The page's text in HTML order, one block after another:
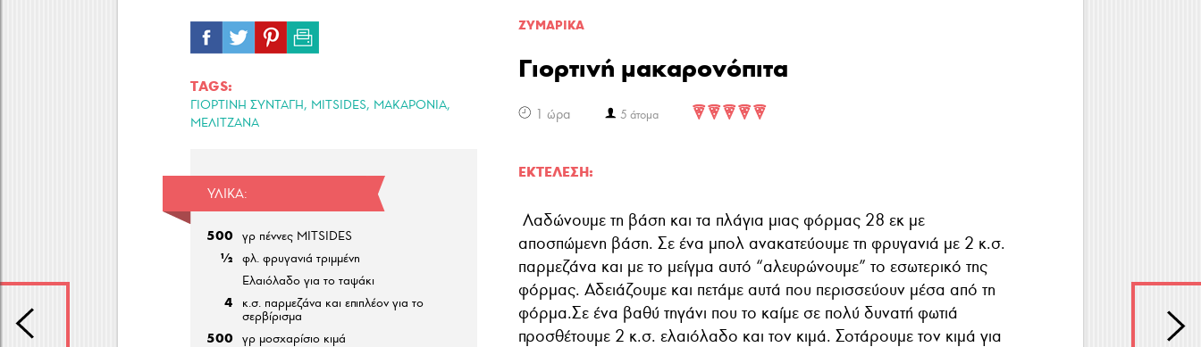
TAGS:
ΓΙΟΡΤΙΝΗ ΣΥΝΤΑΓΗ, MITSIDES, ΜΑΚΑΡΟΝΙΑ,
ΜΕΛΙΤΖΑΝΑ
ΥΛΙΚΆ:
500 γρ πέννες MITSIDES
½
φλ. φρυγανιά τριμμένη
Ελαιόλαδο για το ταψάκι
4
κ.σ. παρμεζάνα και επιπλέον για το
σερβίρισμα
500 γρ μοσχαρίσιο κιμά
ΖΥΜΑΡΙΚA
Γιορτινή μακαρονόπιτα
1 ώρα 5 άτομα
ΕΚΤΈΛΕΣΗ:
Λαδώνουμε τη βάση και τα πλάγια μιας φόρμας 28 εκ με
αποσπώμενη βάση. Σε ένα μπολ ανακατεύουμε τη φρυγανιά με 2 κ.σ.
παρμεζάνα και με το μείγμα αυτό “αλευρώνουμε” το εσωτερικό της
φόρμας. Αδειάζουμε και πετάμε αυτά που περισσεύουν μέσα από τη
φόρμα.Σε ένα βαθύ τηγάνι που το καίμε σε πολύ δυνατή φωτιά
προσθέτουμε 2 κ.σ. ελαιόλαδο και τον κιμά. Σοτάρουμε τον κιμά για